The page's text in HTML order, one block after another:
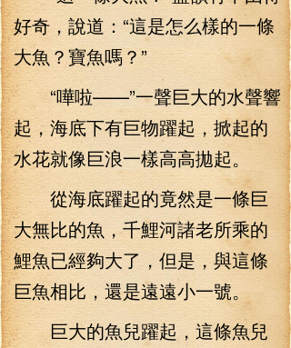
好奇，說道：“這是怎么樣的一條
大魚？寶魚嗎？”
“嘩啦——”一聲巨大的水聲響
起，海底下有巨物躍起，掀起的
水花就像巨浪一樣高高拋起。
從海底躍起的竟然是一條巨
大無比的魚，千鯉河諸老所乘的
鯉魚已經夠大了，但是，與這條
巨魚相比，還是遠遠小一號。
巨大的魚兒躍起，這條魚兒